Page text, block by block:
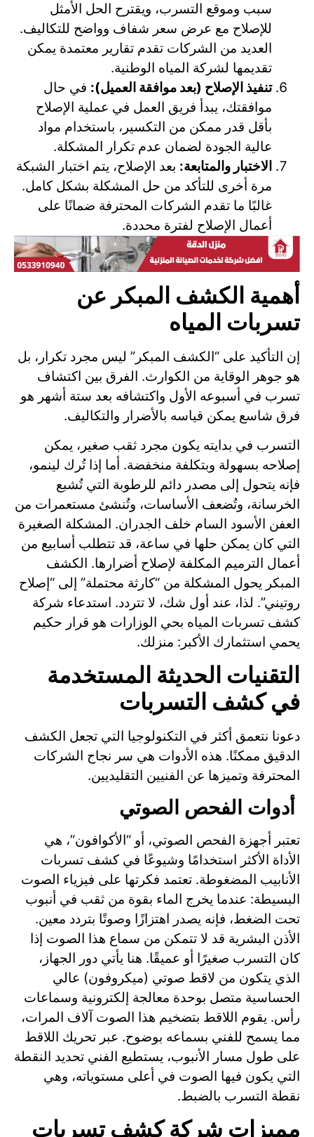
سبب وموقع التسرب، ويقترح الحل الأمثل
للإصلاح مع عرض سعر شفاف وواضح للتكاليف.
العديد من الشركات تقدم تقارير معتمدة يمكن
تقديمها لشركة المياه الوطنية.
تنفيذ الإصلاح (بعد موافقة العميل): في حال
موافقتك، يبدأ فريق العمل في عملية الإصلاح
بأقل قدر ممكن من التكسير، باستخدام مواد
عالية الجودة لضمان عدم تكرار المشكلة.
الاختبار والمتابعة: بعد الإصلاح، يتم اختبار الشبكة
مرة أخرى للتأكد من حل المشكلة بشكل كامل.
غالبًا ما تقدم الشركات المحترفة ضمانًا على
أعمال الإصلاح لفترة محددة.
أهمية الكشف المبكر عن
تسربات المياه
إن التأكيد على “الكشف المبكر” ليس مجرد تكرار، بل
هو جوهر الوقاية من الكوارث. الفرق بين اكتشاف
تسرب في أسبوعه الأول واكتشافه بعد ستة أشهر هو
فرق شاسع يمكن قياسه بالأضرار والتكاليف.
التسرب في بدايته يكون مجرد ثقب صغير، يمكن
إصلاحه بسهولة وبتكلفة منخفضة. أما إذا تُرك لينمو،
فإنه يتحول إلى مصدر دائم للرطوبة التي تُشبع
الخرسانة، وتُضعف الأساسات، وتُنشئ مستعمرات من
العفن الأسود السام خلف الجدران. المشكلة الصغيرة
التي كان يمكن حلها في ساعة، قد تتطلب أسابيع من
أعمال الترميم المكلفة لإصلاح أضرارها. الكشف
المبكر يحول المشكلة من “كارثة محتملة” إلى “إصلاح
روتيني”. لذا، عند أول شك، لا تتردد. استدعاء شركة
كشف تسربات المياه بحي الوزارات هو قرار حكيم
يحمي استثمارك الأكبر: منزلك.
التقنيات الحديثة المستخدمة
في كشف التسربات
دعونا نتعمق أكثر في التكنولوجيا التي تجعل الكشف
الدقيق ممكنًا. هذه الأدوات هي سر نجاح الشركات
المحترفة وتميزها عن الفنيين التقليديين.
أدوات الفحص الصوتي
تعتبر أجهزة الفحص الصوتي، أو “الأكوافون”، هي
الأداة الأكثر استخدامًا وشيوعًا في كشف تسربات
الأنابيب المضغوطة. تعتمد فكرتها على فيزياء الصوت
البسيطة: عندما يخرج الماء بقوة من ثقب في أنبوب
تحت الضغط، فإنه يصدر اهتزازًا وصوتًا بتردد معين.
الأذن البشرية قد لا تتمكن من سماع هذا الصوت إذا
كان التسرب صغيرًا أو عميقًا. هنا يأتي دور الجهاز،
الذي يتكون من لاقط صوتي (ميكروفون) عالي
الحساسية متصل بوحدة معالجة إلكترونية وسماعات
رأس. يقوم اللاقط بتضخيم هذا الصوت آلاف المرات،
مما يسمح للفني بسماعه بوضوح. عبر تحريك اللاقط
على طول مسار الأنبوب، يستطيع الفني تحديد النقطة
التي يكون فيها الصوت في أعلى مستوياته، وهي
نقطة التسرب بالضبط.
مميزات شركة كشف تسربات